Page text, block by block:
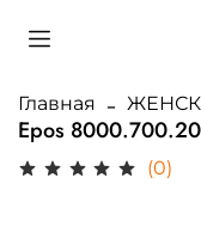
Главная
Epos
(0)